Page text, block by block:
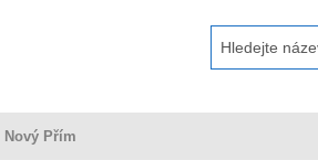
Nový Přím